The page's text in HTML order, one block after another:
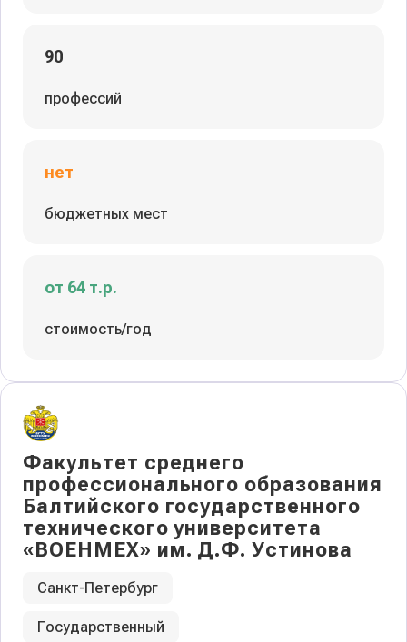
90
профессий
нет
бюджетных мест
от 64 т.р.
стоимость/год
Факультет среднего
профессионального образования
Балтийского государственного
технического университета
«ВОЕНМЕХ» им. Д.Ф. Устинова
Санкт-Петербург
Государственный